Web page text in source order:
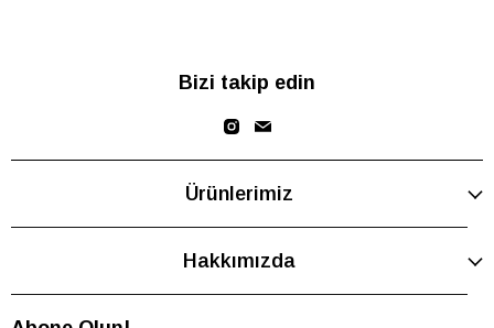
Bizi takip edin
Ürünlerimiz
Hakkımızda